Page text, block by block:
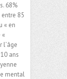
68%
85
« en
«
l’âge
ans
mental